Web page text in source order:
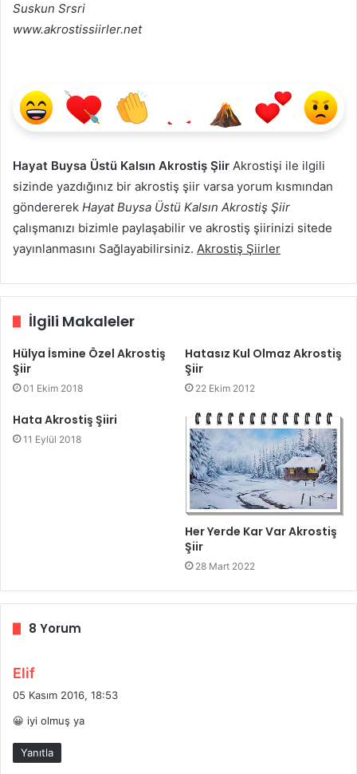
Suskun Srsri
www.akrostissiirler.net
Hayat Buysa Üstü Kalsın Akrostiş Şiir Akrostişi ile ilgili
sizinde yazdığınız bir akrostiş şiir varsa yorum kısmından
göndererek Hayat Buysa Üstü Kalsın Akrostiş Şiir
çalışmanızı bizimle paylaşabilir ve akrostiş şiirinizi sitede
yayınlanmasını Sağlayabilirsiniz. Akrostiş Şiirler
İlgili Makaleler
Hülya İsmine Özel Akrostiş
Şiir
01 Ekim 2018
Hatasız Kul Olmaz Akrostiş
Şiir
22 Ekim 2012
Hata Akrostiş Şiiri
11 Eylül 2018
Her Yerde Kar Var Akrostiş
Şiir
28 Mart 2022
8 Yorum
Elif
i
k
i
05 Kasım 2016, 18:53
😀 iyi olmuş ya
Yanıtla